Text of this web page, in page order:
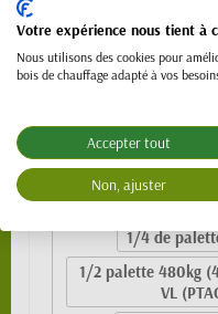
EnPlus A1 - SAC
Sac
1/4 de
1/2 palette 480kg
VL
Votre expérience nous tient à
Nous utilisons des cookies pour
bois de chauffage adapté à vos
Accepter tout
Non, ajuster